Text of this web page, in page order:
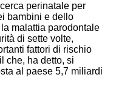
perinatale per
bambini e dello
malattia parodontale
di sette volte,
fattori di rischio
che, ha detto, si
al paese 5,7 miliardi